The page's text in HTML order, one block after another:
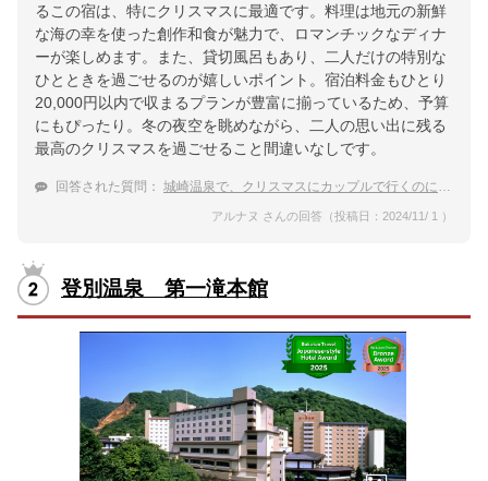
るこの宿は、特にクリスマスに最適です。料理は地元の新鮮
な海の幸を使った創作和食が魅力で、ロマンチックなディナ
ーが楽しめます。また、貸切風呂もあり、二人だけの特別な
ひとときを過ごせるのが嬉しいポイント。宿泊料金もひとり
20,000円以内で収まるプランが豊富に揃っているため、予算
にもぴったり。冬の夜空を眺めながら、二人の思い出に残る
最高のクリスマスを過ごせること間違いなしです。
回答された質問： 城崎温泉で、クリスマスにカップルで行くのにおすすめの温泉宿は？
アルナヌ さんの回答（投稿日：2024/11/ 1 ）
登別温泉 第一滝本館